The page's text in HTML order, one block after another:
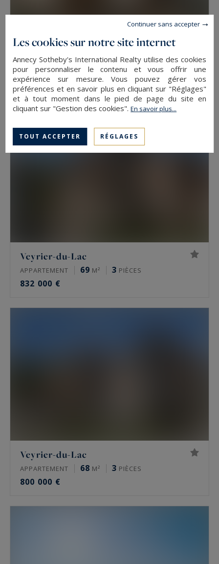
Veyrier-du-Lac
APPARTEMENT 41M² 2PIÈCES
379 000 €
Veyrier-du-Lac
APPARTEMENT 69 M² 3 PIÈCES
832 000 €
Veyrier-du-Lac
APPARTEMENT 68 M² 3 PIÈCES
800 000 €
Les cookies sur notre site internet
Annecy Sotheby's International Realty utilise des cookies
pour personnaliser le contenu et vous offrir une
expérience sur mesure. Vous pouvez gérer vos
préférences et en savoir plus en cliquant sur "Réglages"
et à tout moment dans le pied de page du site en
cliquant sur "Gestion des cookies".En savoir plus...
TOUT ACCEPTER RÉGLAGES
Continuer sans accepter